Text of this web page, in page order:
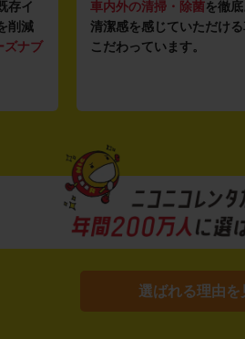
存イ
削減
ズナブ
車内外の清掃・除菌を徹
清潔感を感じていただけ
こだわっています。
選ばれる理由を